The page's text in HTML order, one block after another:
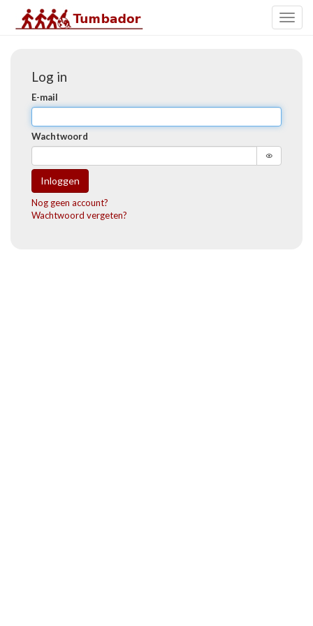
Log in
E-mail
Wachtwoord
Inloggen
Nog geen account?
Wachtwoord vergeten?